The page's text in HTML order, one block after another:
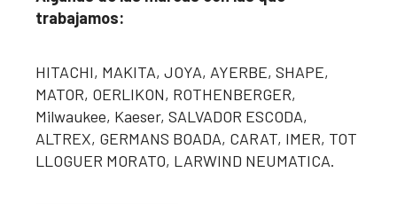
trabajamos:
HITACHI, MAKITA, JOYA, AYERBE, SHAPE,
MATOR, OERLIKON, ROTHENBERGER,
Milwaukee, Kaeser, SALVADOR ESCODA,
ALTREX, GERMANS BOADA, CARAT, IMER, TOT
LLOGUER MORATO, LARWIND NEUMATICA.